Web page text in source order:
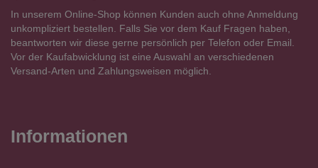
In unserem Online-Shop können Kunden auch ohne Anmeldung
unkompliziert bestellen. Falls Sie vor dem Kauf Fragen haben,
beantworten wir diese gerne persönlich per Telefon oder Email.
Vor der Kaufabwicklung ist eine Auswahl an verschiedenen
Versand-Arten und Zahlungsweisen möglich.
Informationen